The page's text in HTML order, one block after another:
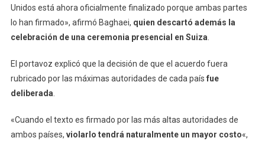
Unidos está ahora oficialmente finalizado porque ambas partes
lo han firmado», afirmó Baghaei, quien descartó además la
celebración de una ceremonia presencial en Suiza
El portavoz explicó que la decisión de que el acuerdo fuera
rubricado por las máximas autoridades de cada país fue
deliberada
«Cuando el texto es firmado por las más altas autoridades de
ambos países, violarlo tendrá naturalmente un mayor costo«,